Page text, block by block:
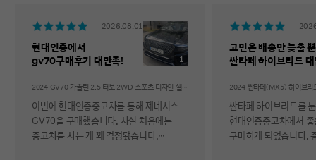
2026.08.01
현대인증에서
gv70구매후기 대만족!
1
2024 GV70 가솔린 2.5 터보 2WD 스포츠 디자인 셀렉션Ⅱ
이번에 현대인증중고차를 통해 제네시스
GV70을 구매했습니다. 사실 처음에는
중고차를 사는 게 꽤 걱정됐습니다.
고민은 배송만 늦출
싼타페 하이브리드
싼타페 하이브리드를
현대인증중고차에서
구매하게 되었습니다.